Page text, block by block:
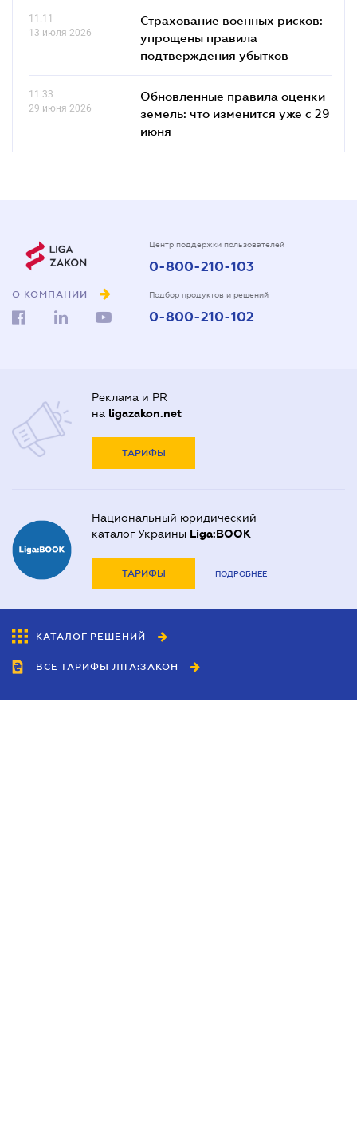
11.11
13 июля 2026
Страхование военных рисков:
упрощены правила
подтверждения убытков
11.33
29 июня 2026
Обновленные правила оценки
земель: что изменится уже с 29
июня
О КОМПАНИИ
Центр поддержки пользователей
0-800-210-103
Подбор продуктов и решений
0-800-210-102
Реклама и PR
на ligazakon.net
ТАРИФЫ
Национальный юридический
каталог Украины Liga:BOOK
ТАРИФЫ ПОДРОБНЕЕ
КАТАЛОГ РЕШЕНИЙ
ВСЕ ТАРИФЫ ЛІГА:ЗАКОН